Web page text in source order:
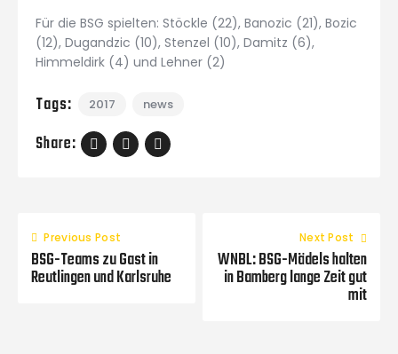
Für die BSG spielten: Stöckle (22), Banozic (21), Bozic
(12), Dugandzic (10), Stenzel (10), Damitz (6),
Himmeldirk (4) und Lehner (2)
Tags: 2017 news
Share:
Previous Post
BSG-Teams zu Gast in
Reutlingen und Karlsruhe
Next Post
WNBL: BSG-Mädels halten
in Bamberg lange Zeit gut
mit